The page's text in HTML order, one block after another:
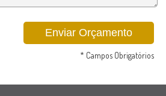
* Campos Obrigatórios